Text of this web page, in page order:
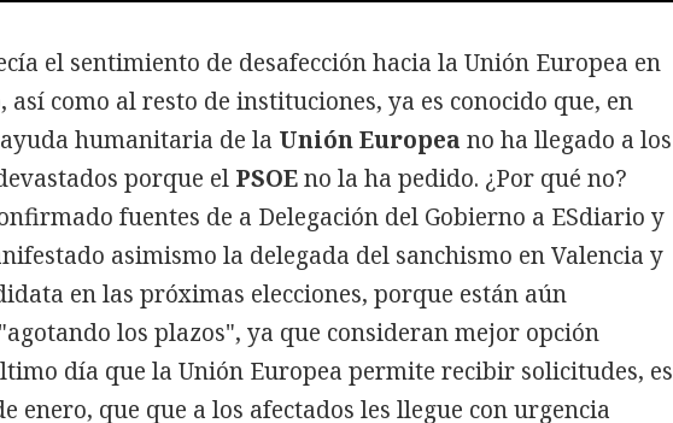
el sentimiento de desafección hacia la Unión Europea en
así como al resto de instituciones, ya es conocido que, en
humanitaria de la Unión Europea no ha llegado a los
porque el PSOEno la ha pedido. ¿Por qué no?
fuentes de a Delegación del Gobierno a ESdiario y
asimismo la delegada del sanchismo en Valencia y
en las próximas elecciones, porque están aún
los plazos", ya que consideran mejor opción
día que la Unión Europea permite recibir solicitudes, es
enero, que que a los afectados les llegue con urgencia